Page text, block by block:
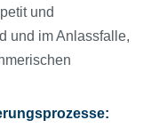
und
und im Anlassfalle,